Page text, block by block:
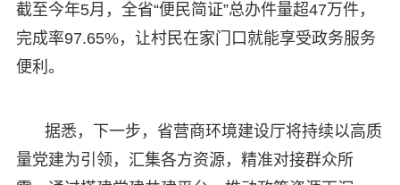
截至今年5月，全省“便民简证”总办件量超47万件，
完成率97.65%，让村民在家门口就能享受政务服务
便利。
据悉，下一步，省营商环境建设厅将持续以高质
量党建为引领，汇集各方资源，精准对接群众所